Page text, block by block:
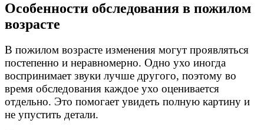
Особенности обследования в пожилом
возрасте
В пожилом возрасте изменения могут проявляться
постепенно и неравномерно. Одно ухо иногда
воспринимает звуки лучше другого, поэтому во
время обследования каждое ухо оценивается
отдельно. Это помогает увидеть полную картину и
не упустить детали.